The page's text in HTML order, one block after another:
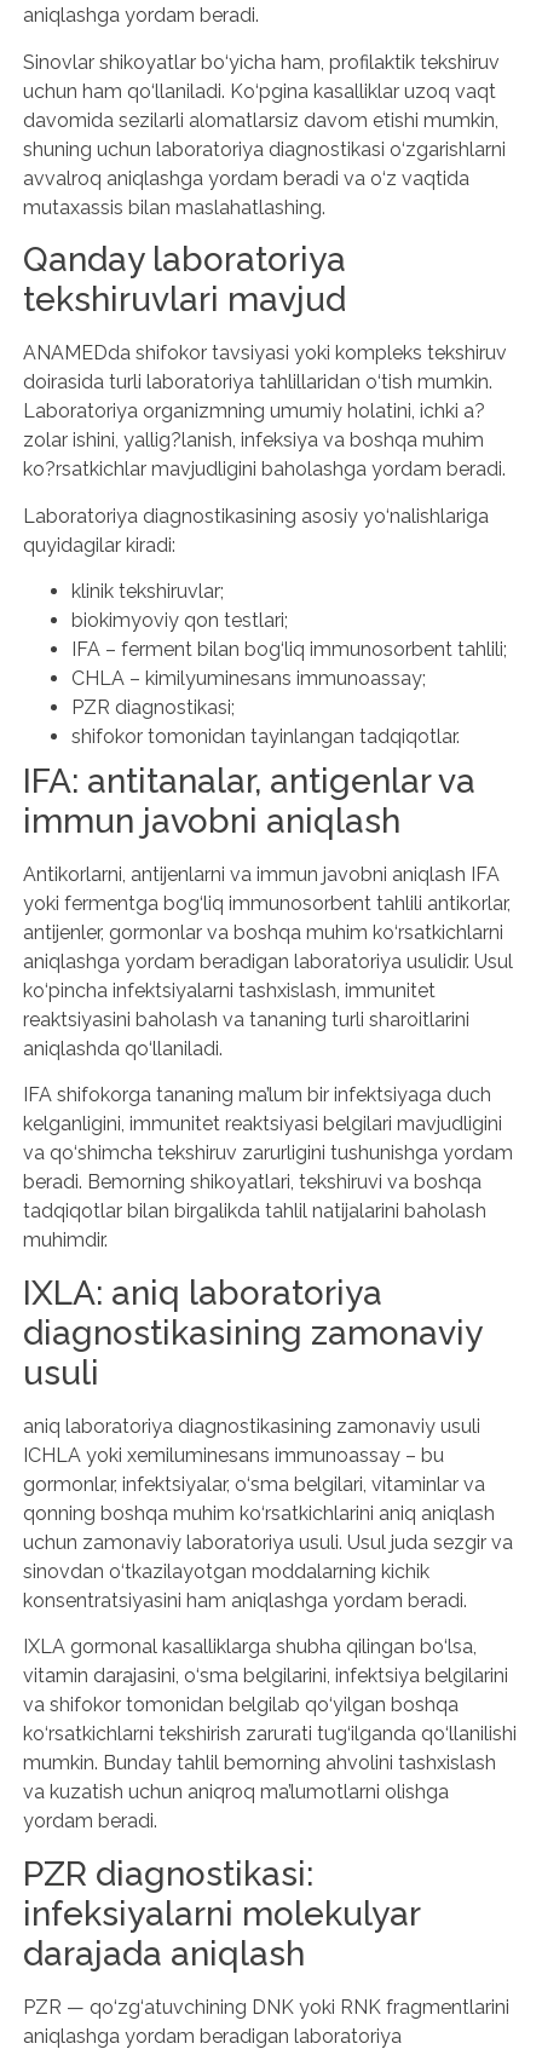
aniqlashga yordam beradi.
Sinovlar shikoyatlar bo‘yicha ham, profilaktik tekshiruv
uchun ham qo‘llaniladi. Ko‘pgina kasalliklar uzoq vaqt
davomida sezilarli alomatlarsiz davom etishi mumkin,
shuning uchun laboratoriya diagnostikasi o‘zgarishlarni
avvalroq aniqlashga yordam beradi va o‘z vaqtida
mutaxassis bilan maslahatlashing.
Qanday laboratoriya
tekshiruvlari mavjud
ANAMEDda shifokor tavsiyasi yoki kompleks tekshiruv
doirasida turli laboratoriya tahlillaridan o‘tish mumkin.
Laboratoriya organizmning umumiy holatini, ichki a?
zolar ishini, yallig?lanish, infeksiya va boshqa muhim
ko?rsatkichlar mavjudligini baholashga yordam beradi.
Laboratoriya diagnostikasining asosiy yo‘nalishlariga
quyidagilar kiradi:
klinik tekshiruvlar;
biokimyoviy qon testlari;
IFA – ferment bilan bog‘liq immunosorbent tahlili;
CHLA – kimilyuminesans immunoassay;
PZR diagnostikasi;
shifokor tomonidan tayinlangan tadqiqotlar.
IFA: antitanalar, antigenlar va
immun javobni aniqlash
Antikorlarni, antijenlarni va immun javobni aniqlash IFA
yoki fermentga bog‘liq immunosorbent tahlili antikorlar,
antijenler, gormonlar va boshqa muhim ko‘rsatkichlarni
aniqlashga yordam beradigan laboratoriya usulidir. Usul
ko‘pincha infektsiyalarni tashxislash, immunitet
reaktsiyasini baholash va tananing turli sharoitlarini
aniqlashda qo‘llaniladi.
IFA shifokorga tananing ma’lum bir infektsiyaga duch
kelganligini, immunitet reaktsiyasi belgilari mavjudligini
va qo‘shimcha tekshiruv zarurligini tushunishga yordam
beradi. Bemorning shikoyatlari, tekshiruvi va boshqa
tadqiqotlar bilan birgalikda tahlil natijalarini baholash
muhimdir.
IXLA: aniq laboratoriya
diagnostikasining zamonaviy
usuli
aniq laboratoriya diagnostikasining zamonaviy usuli
ICHLA yoki xemiluminesans immunoassay – bu
gormonlar, infektsiyalar, o‘sma belgilari, vitaminlar va
qonning boshqa muhim ko‘rsatkichlarini aniq aniqlash
uchun zamonaviy laboratoriya usuli. Usul juda sezgir va
sinovdan o‘tkazilayotgan moddalarning kichik
konsentratsiyasini ham aniqlashga yordam beradi.
IXLA gormonal kasalliklarga shubha qilingan bo‘lsa,
vitamin darajasini, o‘sma belgilarini, infektsiya belgilarini
va shifokor tomonidan belgilab qo‘yilgan boshqa
ko‘rsatkichlarni tekshirish zarurati tug‘ilganda qo‘llanilishi
mumkin. Bunday tahlil bemorning ahvolini tashxislash
va kuzatish uchun aniqroq ma’lumotlarni olishga
yordam beradi.
PZR diagnostikasi:
infeksiyalarni molekulyar
darajada aniqlash
PZR — qo‘zg‘atuvchining DNK yoki RNK fragmentlarini
aniqlashga yordam beradigan laboratoriya